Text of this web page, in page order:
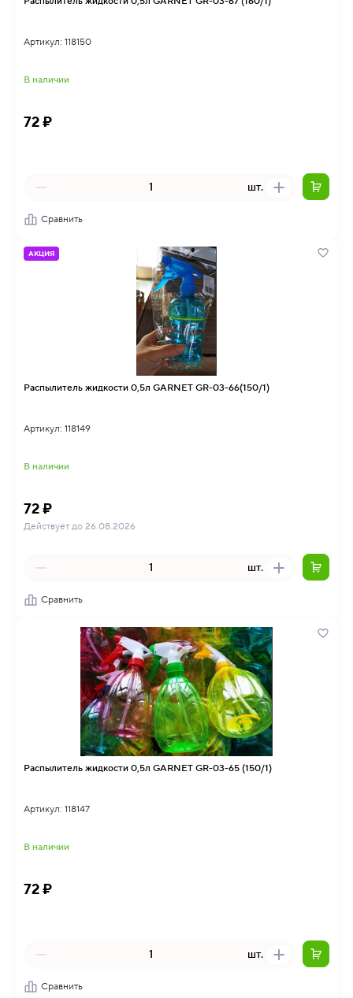
Артикул: 118150
В наличии
72 ₽
шт.
Сравнить
АКЦИЯ
Распылитель жидкости 0,5л GARNET GR-03-66(150/1)
Артикул: 118149
В наличии
72 ₽
Действует до 26.08.2026
шт.
Сравнить
Распылитель жидкости 0,5л GARNET GR-03-65 (150/1)
Артикул: 118147
В наличии
72 ₽
шт.
Сравнить